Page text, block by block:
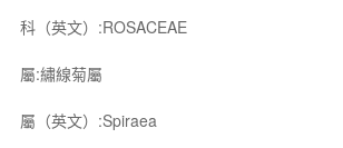
科（英文）:ROSACEAE
屬:繡線菊屬
屬（英文）:Spiraea